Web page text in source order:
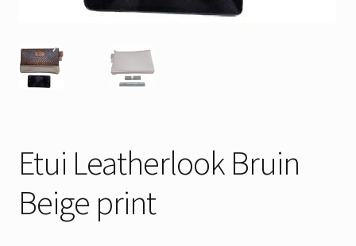
Etui Leatherlook Bruin
Beige print